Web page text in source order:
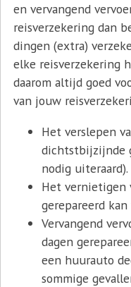
en vervangend
reisverzekering dan
dingen (extra)
elke reisverzekering
daarom altijd goed
van jouw
Het verslepen
dichtstbijzijnde
nodig uiteraard).
Het vernietigen
gerepareerd kan
Vervangend
dagen
een huurauto
sommige